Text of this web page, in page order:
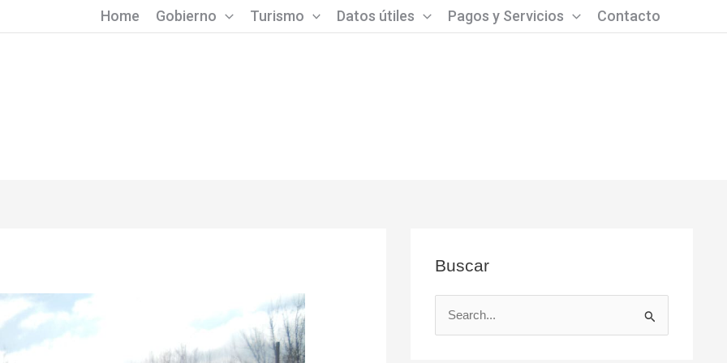
Home Gobierno Turismo Datos útiles Pagos y Servicios Contacto
Buscar